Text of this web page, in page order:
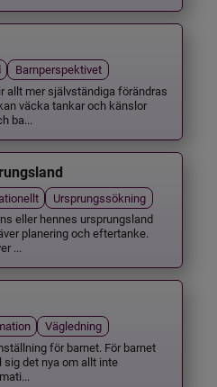
Barnperspektivet
allt mer självständiga förändras
väcka tankar och känslor
ba...
Ursprungssökning
eller hennes ursprungsland
planering och eftertanke.
...
Vägledning
för barnet. För barnet
det nya om allt inte